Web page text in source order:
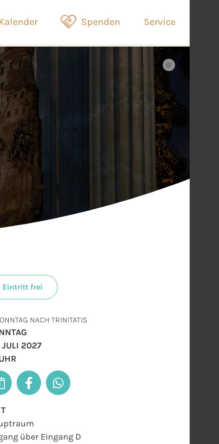
Spenden Service
©
Eintritt frei
NACH TRINITATIS
2027
über Eingang D